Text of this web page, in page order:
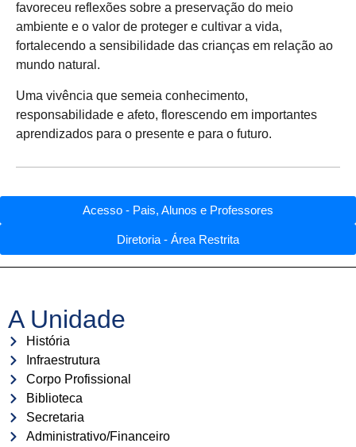
favoreceu reflexões sobre a preservação do meio
ambiente e o valor de proteger e cultivar a vida,
fortalecendo a sensibilidade das crianças em relação ao
mundo natural.
Uma vivência que semeia conhecimento,
responsabilidade e afeto, florescendo em importantes
aprendizados para o presente e para o futuro.
Acesso - Pais, Alunos e Professores
Diretoria - Área Restrita
A Unidade
História
Infraestrutura
Corpo Profissional
Biblioteca
Secretaria
Administrativo/Financeiro